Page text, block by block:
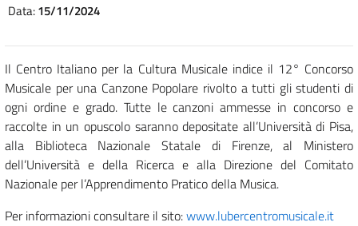
Data:15/11/2024
Il Centro Italiano per la Cultura Musicale indice il 12° Concorso
Musicale per una Canzone Popolare rivolto a tutti gli studenti di
ogni ordine e grado. Tutte le canzoni ammesse in concorso e
raccolte in un opuscolo saranno depositate all’Università di Pisa,
alla Biblioteca Nazionale Statale di Firenze, al Ministero
dell’Università e della Ricerca e alla Direzione del Comitato
Nazionale per l’Apprendimento Pratico della Musica.
Per informazioni consultare il sito:www.lubercentromusicale.it